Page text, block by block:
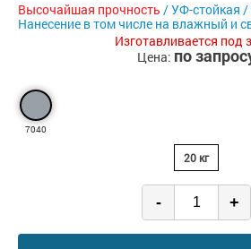
Высочайшая прочность / УФ-стойкая /
Нанесение в том числе на влажный и
Изготавливается под
Цена: по
7040
20 кг
- +